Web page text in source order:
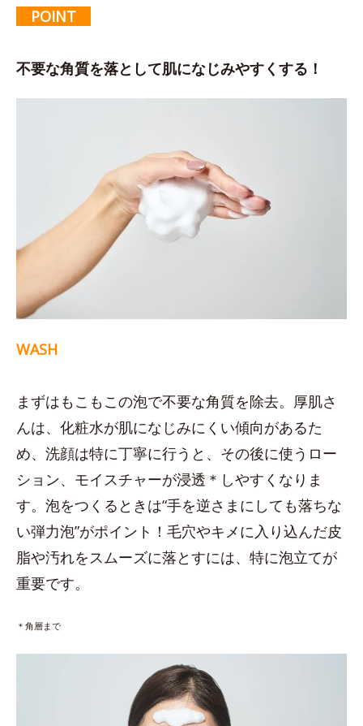
POINT
不要な角質を落として肌になじみやすくする！
WASH
まずはもこもこの泡で不要な角質を除去。厚肌さ
んは、化粧水が肌になじみにくい傾向があるた
め、洗顔は特に丁寧に行うと、その後に使うロー
ション、モイスチャーが浸透＊しやすくなりま
す。泡をつくるときは“手を逆さまにしても落ちな
い弾力泡”がポイント！毛穴やキメに入り込んだ皮
脂や汚れをスムーズに落とすには、特に泡立てが
重要です。
＊角層まで